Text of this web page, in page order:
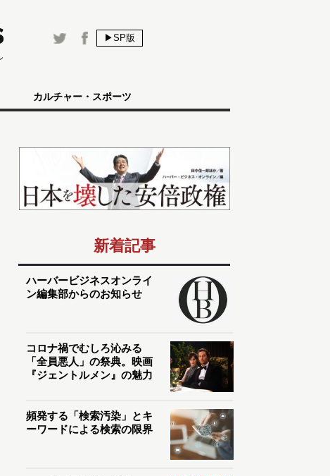
▶SP版
カルチャー・スポーツ
新着記事
ハーバービジネスオンライ
ン編集部からのお知らせ
コロナ禍でむしろ沁みる
「全員悪人」の祭典。映画
『ジェントルメン』の魅力
頻発する「検索汚染」とキ
ーワードによる検索の限界